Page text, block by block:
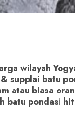
wilayah
supplai batu
atau biasa
pondasi